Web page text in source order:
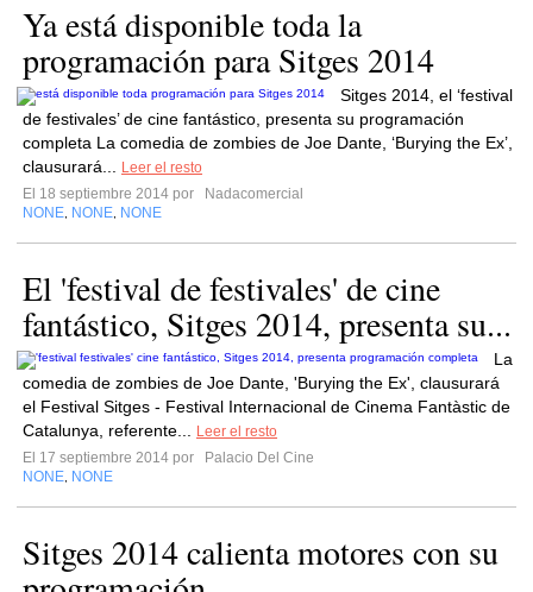
Ya está disponible toda la
programación para Sitges 2014
Sitges 2014, el ‘festival
de festivales’ de cine fantástico, presenta su programación
completa La comedia de zombies de Joe Dante, ‘Burying the Ex’,
clausurará...
Leer el resto
El 18 septiembre 2014 por
Nadacomercial
NONE NONE NONE
El 'festival de festivales' de cine
fantástico, Sitges 2014, presenta su...
La
comedia de zombies de Joe Dante, 'Burying the Ex', clausurará
el Festival Sitges - Festival Internacional de Cinema Fantàstic de
Catalunya, referente...
Leer el resto
El 17 septiembre 2014 por
Palacio Del Cine
NONE NONE
Sitges 2014 calienta motores con su